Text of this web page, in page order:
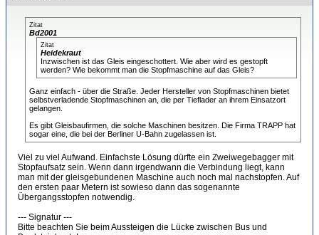
Zitat
Bd2001
Zitat
Heidekraut
Inzwischen ist das Gleis eingeschottert. Wie aber wird es gestopft
werden? Wie bekommt man die Stopfmaschine auf das Gleis?
Ganz einfach - über die Straße. Jeder Hersteller von Stopfmaschinen bietet
selbstverladende Stopfmaschinen an, die per Tieflader an ihrem Einsatzort
gelangen.
Es gibt Gleisbaufirmen, die solche Maschinen besitzen. Die Firma TRAPP hat
sogar eine, die bei der Berliner U-Bahn zugelassen ist.
Viel zu viel Aufwand. Einfachste Lösung dürfte ein Zweiwegebagger mit
Stopfaufsatz sein. Wenn dann irgendwann die Verbindung liegt, kann
man mit der gleisgebundenen Maschine auch noch mal nachstopfen. Auf
den ersten paar Metern ist sowieso dann das sogenannte
Übergangsstopfen notwendig.
--- Signatur ---
Bitte beachten Sie beim Aussteigen die Lücke zwischen Bus und